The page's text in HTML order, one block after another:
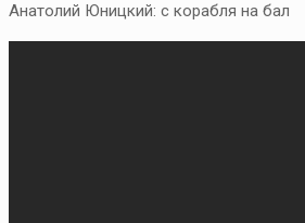
Анатолий Юницкий: с корабля на бал